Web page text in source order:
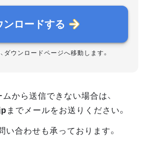
ンロードする
ダウンロードページへ移動します。
から送信できない場合は、
までメールをお送りください。
い合わせも承っております。